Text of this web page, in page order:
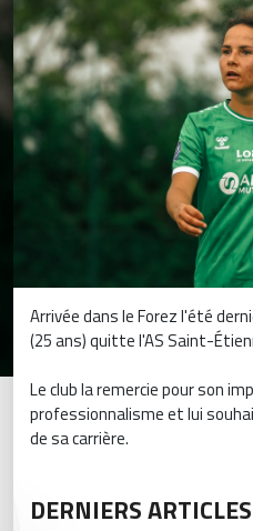
Arrivée dans le Forez l'été
(25 ans) quitte l'AS Saint-
Le club la remercie pour son
professionnalisme et lui
de sa carrière.
DERNIERS ARTICLES